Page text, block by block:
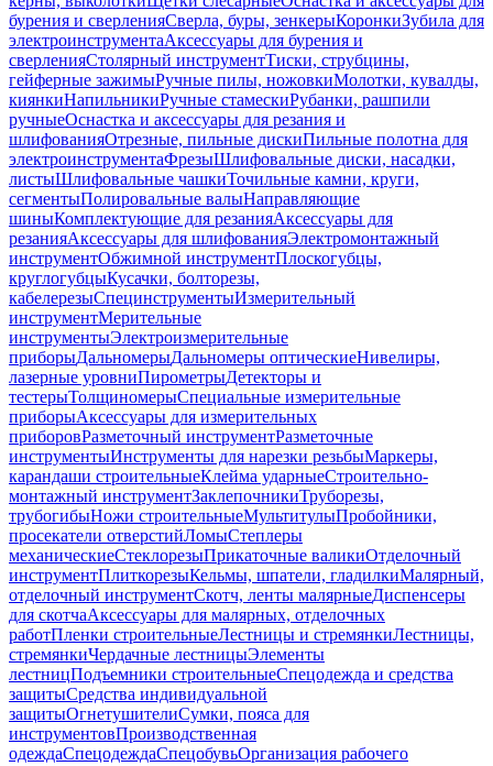
бурения и сверленияСверла, буры, зенкерыКоронкиЗубила для
электроинструментаАксессуары для бурения и
сверленияСтолярный инструментТиски, струбцины,
гейферные зажимыРучные пилы, ножовкиМолотки, кувалды,
киянкиНапильникиРучные стамескиРубанки, рашпили
ручныеОснастка и аксессуары для резания и
шлифованияОтрезные, пильные дискиПильные полотна для
электроинструментаФрезыШлифовальные диски, насадки,
листыШлифовальные чашкиТочильные камни, круги,
сегментыПолировальные валыНаправляющие
шиныКомплектующие для резанияАксессуары для
резанияАксессуары для шлифованияЭлектромонтажный
инструментОбжимной инструментПлоскогубцы,
круглогубцыКусачки, болторезы,
кабелерезыСпецинструментыИзмерительный
инструментМерительные
инструментыЭлектроизмерительные
приборыДальномерыДальномеры оптическиеНивелиры,
лазерные уровниПирометрыДетекторы и
тестерыТолщиномерыСпециальные измерительные
приборыАксессуары для измерительных
приборовРазметочный инструментРазметочные
инструментыИнструменты для нарезки резьбыМаркеры,
карандаши строительныеКлейма ударныеСтроительно-
монтажный инструментЗаклепочникиТруборезы,
трубогибыНожи строительныеМультитулыПробойники,
просекатели отверстийЛомыСтеплеры
механическиеСтеклорезыПрикаточные валикиОтделочный
инструментПлиткорезыКельмы, шпатели, гладилкиМалярный,
отделочный инструментСкотч, ленты малярныеДиспенсеры
для скотчаАксессуары для малярных, отделочных
работПленки строительныеЛестницы и стремянкиЛестницы,
стремянкиЧердачные лестницыЭлементы
лестницПодъемники строительныеСпецодежда и средства
защитыСредства индивидуальной
защитыОгнетушителиСумки, пояса для
инструментовПроизводственная
одеждаСпецодеждаСпецобувьОрганизация рабочего